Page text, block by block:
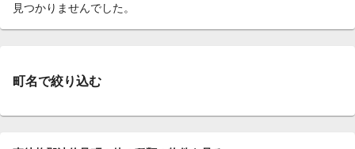
見つかりませんでした。
町名で絞り込む